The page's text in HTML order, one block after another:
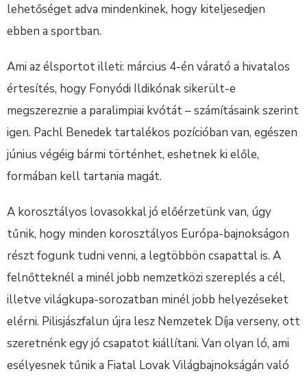
lehetőséget adva mindenkinek, hogy kiteljesedjen
ebben a sportban.
Ami az élsportot illeti: március 4-én várató a hivatalos
értesítés, hogy Fonyódi Ildikónak sikerült-e
megszereznie a paralimpiai kvótát – számításaink szerint
igen. Pachl Benedek tartalékos pozícióban van, egészen
június végéig bármi történhet, eshetnek ki előle,
formában kell tartania magát.
A korosztályos lovasokkal jó előérzetünk van, úgy
tűnik, hogy minden korosztályos Európa-bajnokságon
részt fogunk tudni venni, a legtöbbön csapattal is. A
felnőtteknél a minél jobb nemzetközi szereplés a cél,
illetve világkupa-sorozatban minél jobb helyezéseket
elérni. Pilisjászfalun újra lesz Nemzetek Díja verseny, ott
szeretnénk egy jó csapatot kiállítani. Van olyan ló, ami
esélyesnek tűnik a Fiatal Lovak Világbajnokságán való